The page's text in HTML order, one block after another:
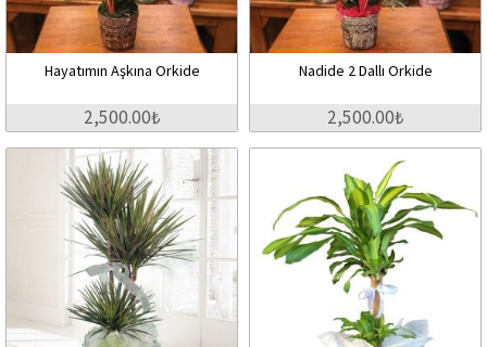
Hayatımın Aşkına Orkide
2,500.00₺
Nadide 2 Dallı Orkide
2,500.00₺